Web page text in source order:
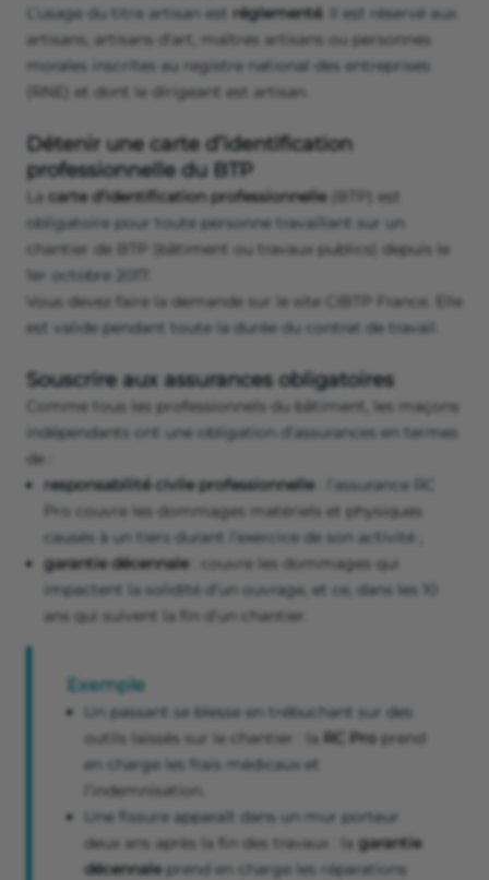
L’usage du titre artisan est réglementé. Il est réservé aux
artisans, artisans d'art, maîtres artisans ou personnes
morales inscrites au registre national des entreprises
(RNE) et dont le dirigeant est artisan.
Détenir une carte d’identification
professionnelle du BTP
La carte d'identification professionnelle(BTP) est
obligatoire pour toute personne travaillant sur un
chantier de BTP (bâtiment ou travaux publics) depuis le
1er octobre 2017.
Vous devez faire la demande sur le site CIBTP France. Elle
est valide pendant toute la durée du contrat de travail.
Souscrire aux assurances obligatoires
Comme tous les professionnels du bâtiment, les maçons
indépendants ont une obligation d’assurances en termes
de :
responsabilité civile professionnelle: l’assurance RC
Pro couvre les dommages matériels et physiques
causés à un tiers durant l’exercice de son activité ;
garantie décennale: couvre les dommages qui
impactent la solidité d’un ouvrage, et ce, dans les 10
ans qui suivent la fin d’un chantier.
Exemple
Un passant se blesse en trébuchant sur des
outils laissés sur le chantier : la RC Pro prend
en charge les frais médicaux et
l’indemnisation.
Une fissure apparaît dans un mur porteur
deux ans après la fin des travaux : la garantie
décennaleprend en charge les réparations